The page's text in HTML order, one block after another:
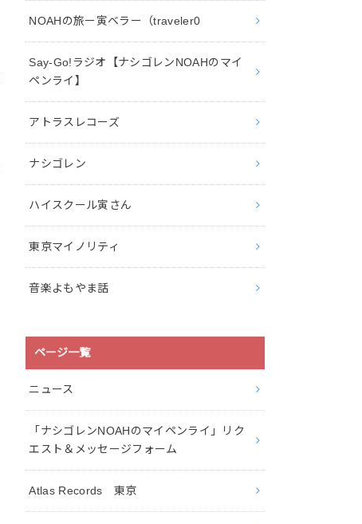
NOAHの旅ー寅ベラー（traveler0
Say-Go!ラジオ【ナシゴレンNOAHのマイ
ペンライ】
アトラスレコーズ
ナシゴレン
ハイスクール寅さん
東京マイノリティ
音楽よもやま話
ページ一覧
ニュース
「ナシゴレンNOAHのマイペンライ」リク
エスト＆メッセージフォーム
Atlas Records 東京